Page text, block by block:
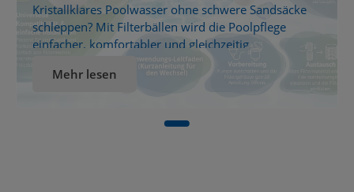
Kristallklares Poolwasser ohne schwere Sandsäcke
schleppen? Mit Filterbällen wird die Poolpflege
einfacher, komfortabler und gleichzeitig
Mehr lesen